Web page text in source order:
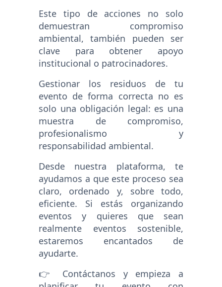
Este tipo de acciones no solo
demuestran compromiso
ambiental, también pueden ser
clave para obtener apoyo
institucional o patrocinadores.
Gestionar los residuos de tu
evento de forma correcta no es
solo una obligación legal: es una
muestra de compromiso,
profesionalismo y
responsabilidad ambiental.
Desde nuestra plataforma, te
ayudamos a que este proceso sea
claro, ordenado y, sobre todo,
eficiente. Si estás organizando
eventos y quieres que sean
realmente eventos sostenible,
estaremos encantados de
ayudarte.
👉 Contáctanos y empieza a